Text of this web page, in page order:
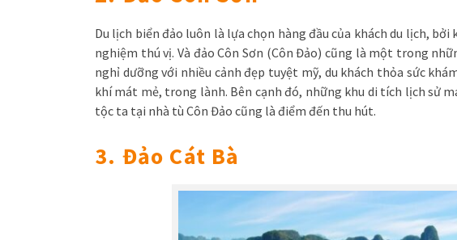
Du lịch biển đảo luôn là lựa chọn hàng đầu của khách du lịch,
nghiệm thú vị. Và đảo Côn Sơn (Côn Đảo) cũng là một trong
nghỉ dưỡng với nhiều cảnh đẹp tuyệt mỹ, du khách thỏa sức
khí mát mẻ, trong lành. Bên cạnh đó, những khu di tích lịch sử
tộc ta tại nhà tù Côn Đảo cũng là điểm đến thu hút.
3. Đảo Cát Bà